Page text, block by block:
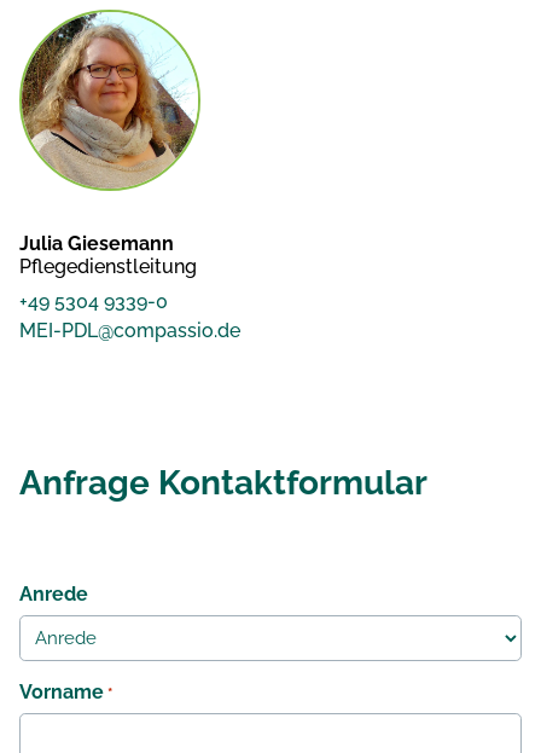
Julia Giesemann
Pflegedienstleitung
+49 5304 9339-0
MEI-PDL@compassio.de
Anfrage Kontaktformular
Anrede
Vorname *